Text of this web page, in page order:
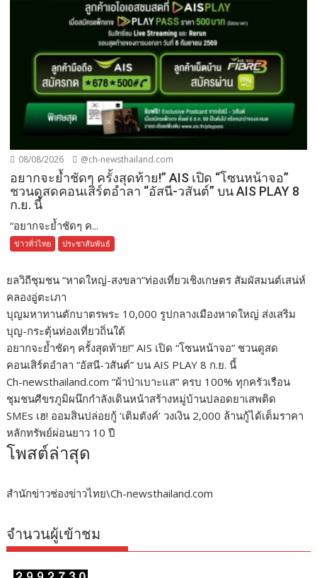
08/08/2026 @ch-newsthailand.com
อยากจะย้ำชัดๆ ครั้งสุดท้าย!” AIS เปิด “โซนหน้าจอ”
ชวนดูสดคอนเสิร์ตอำลา “อัสนี-วสันต์” บน AIS PLAY 8
ก.ย. นี้
“อยากจะย้ำชัดๆ ค...
ข่าวทั่วไทย ประชาสัมพันธ์
ยลวิถีชุมชน “หาดใหญ่-สงขลา”ท่องเที่ยวเชิงเกษตร สัมผัสมนต์เสน่ห์
คลองอู่ตะเภา
บุญมหาทานตักบาตรพระ 10,000 รูปกลางเมืองหาดใหญ่ ส่งเสริม
บุญ-กระตุ้นท่องเที่ยวถิ่นใต้
อยากจะย้ำชัดๆ ครั้งสุดท้าย!” AIS เปิด “โซนหน้าจอ” ชวนดูสด
คอนเสิร์ตอำลา “อัสนี-วสันต์” บน AIS PLAY 8 ก.ย. นี้
Ch-newsthailand.com “ผ้าป่าเบาะแส” ครบ 100% ทุกครัวเรือน
ชุมชนศีขรภูมิผนึกกำลังเดินหน้าสร้างหมู่บ้านปลอดยาเสพติด
SMEs เฮ! ออมสินปล่อยกู้ ‘เติมตังค์’ วงเงิน 2,000 ล้านกู้ได้เต็มราคา
หลักทรัพย์ผ่อนยาว 10 ปี
โพสต์ล่าสุด
สำนักข่าวช่องข่าวไทย\Ch-newsthailand.com
จำนวนผู้เข้าชม